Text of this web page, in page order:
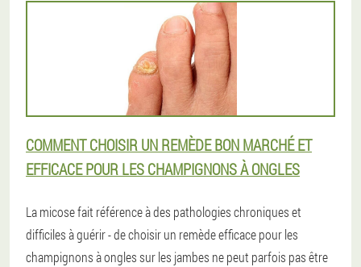
COMMENT CHOISIR UN REMÈDE BON MARCHÉ ET
EFFICACE POUR LES CHAMPIGNONS À ONGLES
La micose fait référence à des pathologies chroniques et
difficiles à guérir - de choisir un remède efficace pour les
champignons à ongles sur les jambes ne peut parfois pas être